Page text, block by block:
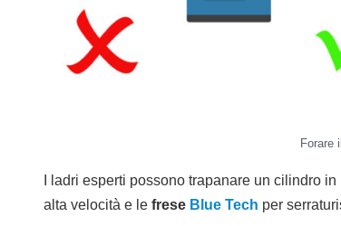
Forare
I ladri esperti possono trapanare un cilindro
alta velocità e le frese Blue Tech per